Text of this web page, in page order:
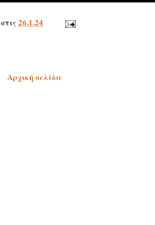
στις 26.1.24
Αρχική σελίδα